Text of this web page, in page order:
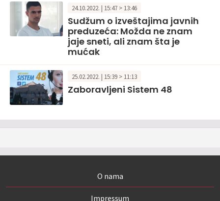
24.10.2022. | 15:47 > 13:46
Sudžum o izveštajima javnih
preduzeća: Možda ne znam
jaje sneti, ali znam šta je
mućak
25.02.2022. | 15:39 > 11:13
Zaboravljeni Sistem 48
O nama
Impressum